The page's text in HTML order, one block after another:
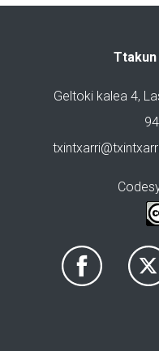
Geltoki kalea 4,